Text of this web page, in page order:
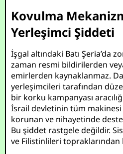
Kovulma
Yerleşimci Şiddeti
İşgal altındaki Batı Şeria’da
zaman resmi bildirilerden
emirlerden kaynaklanmaz.
yerleşimcileri tarafından
bir korku kampanyası
İsrail devletinin tüm
korunan ve nihayetinde
Bu şiddet rastgele değildir.
ve Filistinlileri topraklarından